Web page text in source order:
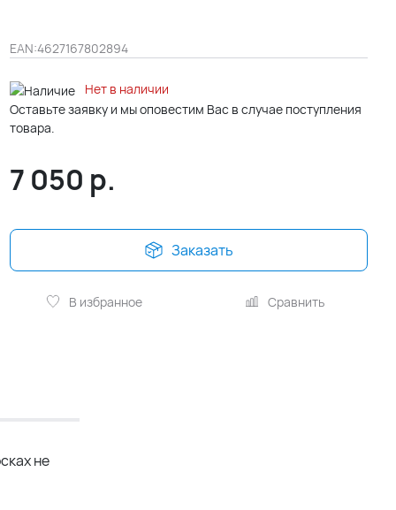
EAN:4627167802894
Нет в наличии
Оставьте заявку и мы оповестим Вас в случае поступления
товара.
7 050 р.
Заказать
В избранное Сравнить
не